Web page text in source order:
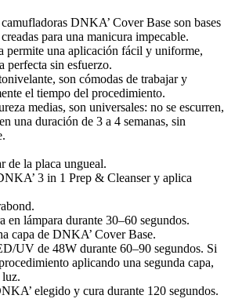
DNKA’ Cover Base son bases
para una manicura impecable.
permite una aplicación fácil y uniforme,
perfecta sin esfuerzo.
son cómodas de trabajar y
el tiempo del procedimiento.
medias, son universales: no se escurren,
una duración de 3 a 4 semanas, sin
de la placa ungueal.
3 in 1 Prep & Cleanser y aplica
en lámpara durante 30–60 segundos.
capa de DNKA’ Cover Base.
UV de 48W durante 60–90 segundos. Si
aplicando una segunda capa,
elegido y cura durante 120 segundos.